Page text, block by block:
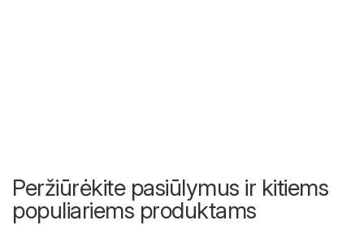
Peržiūrėkite pasiūlymus ir kitiems
populiariems produktams